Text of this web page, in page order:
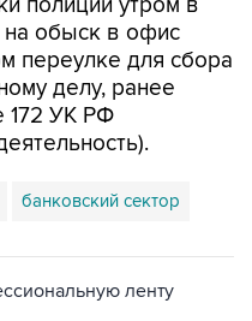
на обыск в офис
переулке для сбора
делу, ранее
172 УК РФ
банковский сектор
ленту